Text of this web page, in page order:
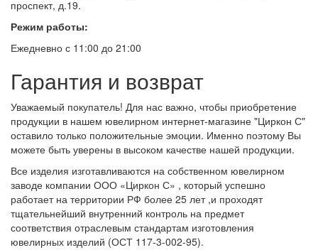
проспект, д.19.
Режим работы:
Ежедневно с 11:00 до 21:00
Гарантия и возврат
Уважаемый покупатель! Для нас важно, чтобы приобретение
продукции в нашем ювелирном интернет-магазине "Циркон С"
оставило только положительные эмоции. Именно поэтому Вы
можете быть уверены в высоком качестве нашей продукции.
Все изделия изготавливаются на собственном ювелирном
заводе компании ООО «Циркон С» , который успешно
работает на территории РФ более 25 лет ,и проходят
тщательнейший внутренний контроль на предмет
соответствия отраслевым стандартам изготовления
ювелирных изделий (ОСТ 117-3-002-95).